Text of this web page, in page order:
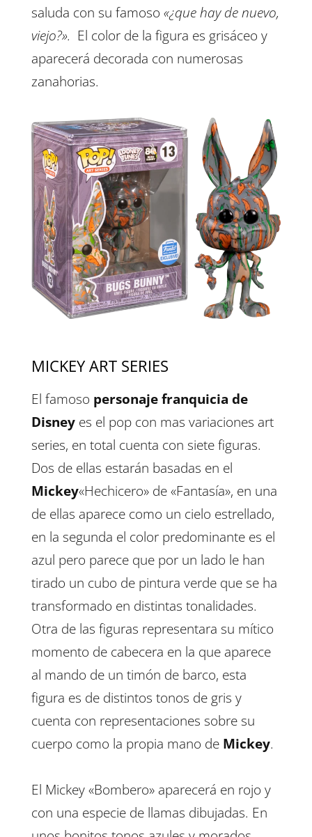
saluda con su famoso «¿que hay de nuevo,
viejo?». El color de la figura es grisáceo y
aparecerá decorada con numerosas
zanahorias.
MICKEY ART SERIES
El famoso personaje franquicia de
Disneyes el pop con mas variaciones art
series, en total cuenta con siete figuras.
Dos de ellas estarán basadas en el
Mickey«Hechicero» de «Fantasía», en una
de ellas aparece como un cielo estrellado,
en la segunda el color predominante es el
azul pero parece que por un lado le han
tirado un cubo de pintura verde que se ha
transformado en distintas tonalidades.
Otra de las figuras representara su mítico
momento de cabecera en la que aparece
al mando de un timón de barco, esta
figura es de distintos tonos de gris y
cuenta con representaciones sobre su
cuerpo como la propia mano de Mickey.
El Mickey «Bombero» aparecerá en rojo y
con una especie de llamas dibujadas. En